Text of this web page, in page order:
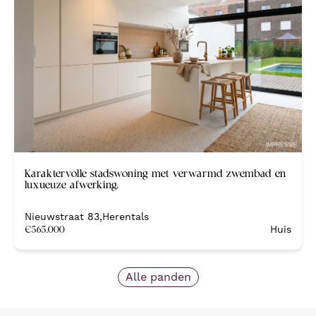
Karaktervolle stadswoning met verwarmd zwembad en
luxueuze afwerking.
Nieuwstraat 83,Herentals
€565.000 Huis
Alle panden